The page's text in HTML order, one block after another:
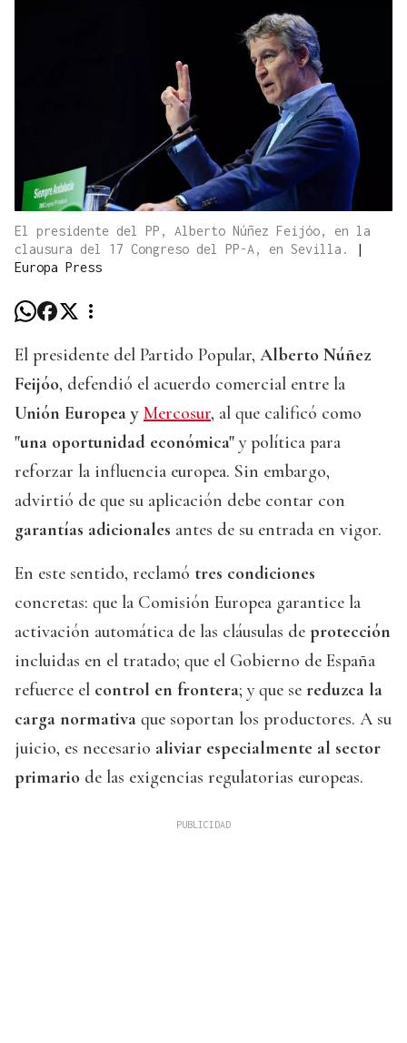
El presidente del PP, Alberto Núñez Feijóo, en la
clausura del 17 Congreso del PP-A, en Sevilla.
|
Europa Press
El presidente del Partido Popular, Alberto Núñez
Feijóo, defendió el acuerdo comercial entre la
Unión Europea y Mercosur, al que calificó como
"una oportunidad económica" y política para
reforzar la influencia europea. Sin embargo,
advirtió de que su aplicación debe contar con
garantías adicionales antes de su entrada en vigor.
En este sentido, reclamó tres condiciones
concretas: que la Comisión Europea garantice la
activación automática de las cláusulas de protección
incluidas en el tratado; que el Gobierno de España
refuerce el control en frontera; y que se reduzca la
carga normativa que soportan los productores. A su
juicio, es necesario aliviar especialmente al sector
primario de las exigencias regulatorias europeas.